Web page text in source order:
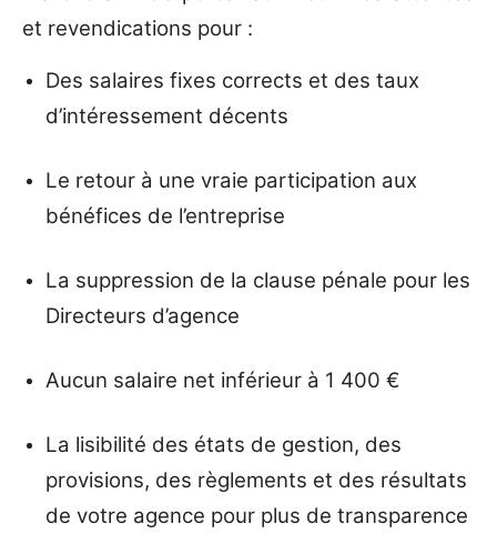
et revendications pour :
Des salaires fixes corrects et des taux
d’intéressement décents
Le retour à une vraie participation aux
bénéfices de l’entreprise
La suppression de la clause pénale pour les
Directeurs d’agence
Aucun salaire net inférieur à 1 400 €
La lisibilité des états de gestion, des
provisions, des règlements et des résultats
de votre agence pour plus de transparence